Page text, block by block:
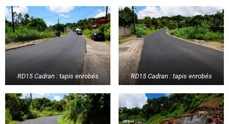
RD15 Cadran : tapis enrobés RD15 Cadran : tapis enrobés